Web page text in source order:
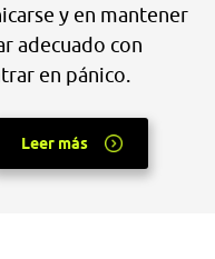
y en mantener
adecuado con
en pánico.
Leer más